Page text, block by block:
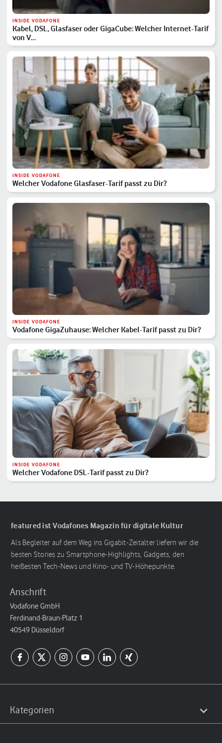
INSIDE VODAFONE
Kabel, DSL, Glasfaser oder GigaCube: Welcher Internet-Tarif
von V…
INSIDE VODAFONE
Welcher Vodafone Glasfaser-Tarif passt zu Dir?
INSIDE VODAFONE
Vodafone GigaZuhause: Welcher Kabel-Tarif passt zu Dir?
INSIDE VODAFONE
Welcher Vodafone DSL-Tarif passt zu Dir?
featured ist Vodafones Magazin für digitale Kultur
Als Begleiter auf dem Weg ins Gigabit-Zeitalter liefern wir die
besten Stories zu Smartphone-Highlights, Gadgets, den
heißesten Tech-News und Kino- und TV-Höhepunkte.
Anschrift
Vodafone GmbH
Ferdinand-Braun-Platz 1
40549 Düsseldorf
Kategorien